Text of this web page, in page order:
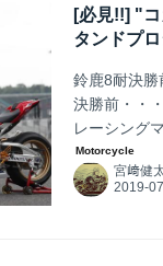
[必見!!] "
タンドプ
鈴鹿8耐決
決勝前・・
レーシング
宮﨑健